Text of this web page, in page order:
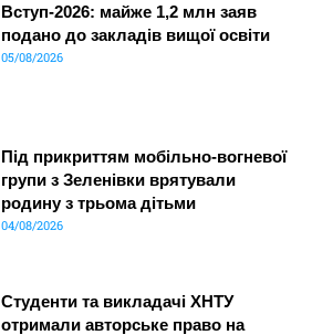
Вступ-2026: майже 1,2 млн заяв
подано до закладів вищої освіти
05/08/2026
Під прикриттям мобільно-вогневої
групи з Зеленівки врятували
родину з трьома дітьми
04/08/2026
Студенти та викладачі ХНТУ
отримали авторське право на